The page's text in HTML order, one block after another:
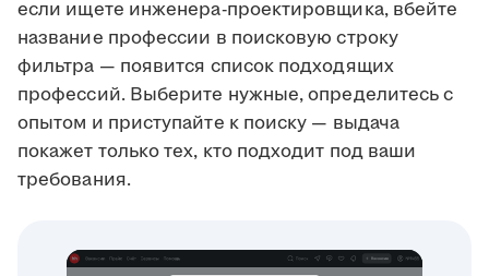
если ищете инженера-проектировщика, вбейте
название профессии в поисковую строку
фильтра — появится список подходящих
профессий. Выберите нужные, определитесь с
опытом и приступайте к поиску — выдача
покажет только тех, кто подходит под ваши
требования.